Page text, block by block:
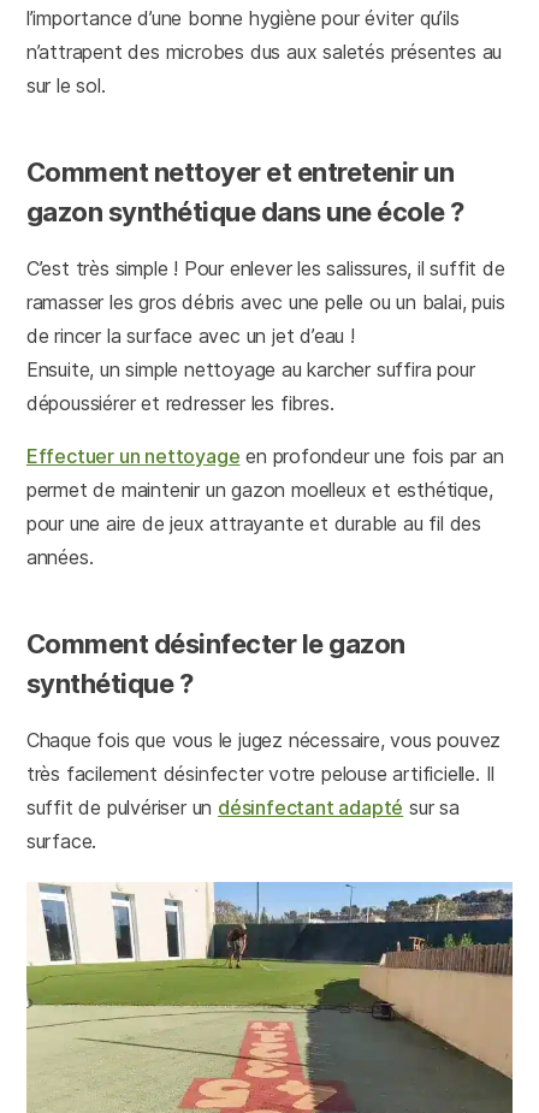
l’importance d’une bonne hygiène pour éviter qu’ils
n’attrapent des microbes dus aux saletés présentes au
sur le sol.
Comment nettoyer et entretenir un
gazon synthétique dans une école ?
C’est très simple ! Pour enlever les salissures, il suffit de
ramasser les gros débris avec une pelle ou un balai, puis
de rincer la surface avec un jet d’eau !
Ensuite, un simple nettoyage au karcher suffira pour
dépoussiérer et redresser les fibres.
Effectuer un nettoyage en profondeur une fois par an
permet de maintenir un gazon moelleux et esthétique,
pour une aire de jeux attrayante et durable au fil des
années.
Comment désinfecter le gazon
synthétique ?
Chaque fois que vous le jugez nécessaire, vous pouvez
très facilement désinfecter votre pelouse artificielle. Il
suffit de pulvériser un désinfectant adapté sur sa
surface.